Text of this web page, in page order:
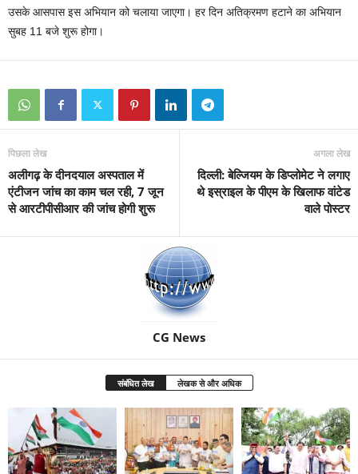
उसके आसपास इस अभियान को चलाया जाएगा। हर दिन अतिक्रमण हटाने का अभियान
सुबह 11 बजे शुरू होगा।
पिछला लेख
अलीगढ़ के दीनदयाल अस्पताल में
एंटीजन जांच का काम चल रही, 7 जून
से आरटीपीसीआर की जांच होगी शुरू
अगला लेख
दिल्ली: बेल्जियम के डिप्लोमेट ने लगाए
थे इस्राइल के पीएम के खिलाफ वांटेड
वाले पोस्टर
CG News
संबंधित लेख लेखक से और अधिक